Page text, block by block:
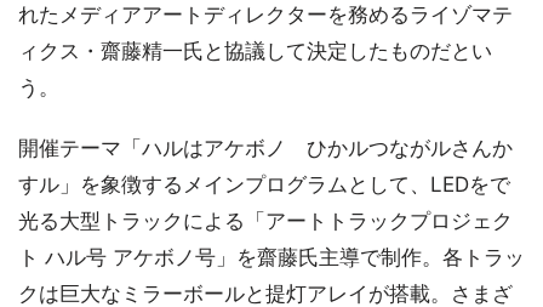
れたメディアアートディレクターを務めるライゾマテ
ィクス・齋藤精一氏と協議して決定したものだとい
う。
開催テーマ「ハルはアケボノ ひかルつながルさんか
すル」を象徴するメインプログラムとして、LEDをで
光る大型トラックによる「アートトラックプロジェク
ト ハル号 アケボノ号」を齋藤氏主導で制作。各トラッ
クは巨大なミラーボールと提灯アレイが搭載。さまざ